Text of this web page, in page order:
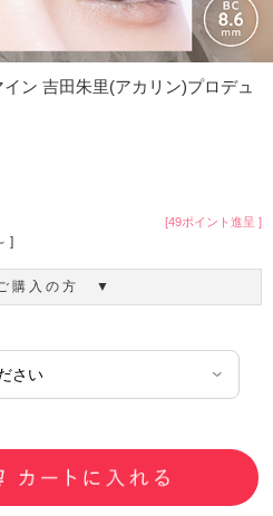
ン 吉田朱里(アカリン)プロデュ
[49ポイント進呈 ]
]
購入の方 ▼